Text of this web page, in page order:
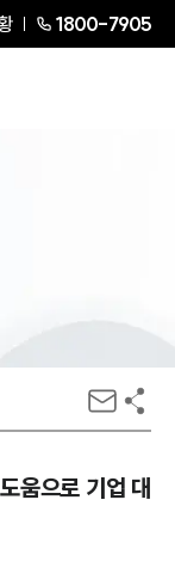
1800-7905
움으로 기업 대